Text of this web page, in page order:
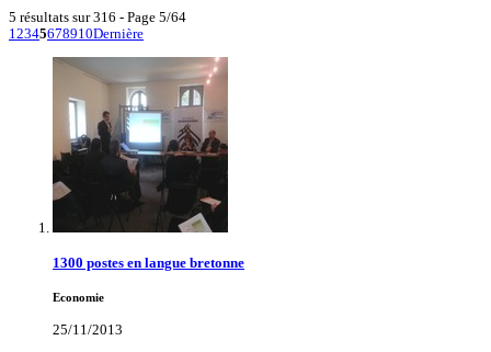
5 résultats sur 316 - Page 5/64
12345678910Dernière
1300 postes en langue bretonne
Economie
25/11/2013